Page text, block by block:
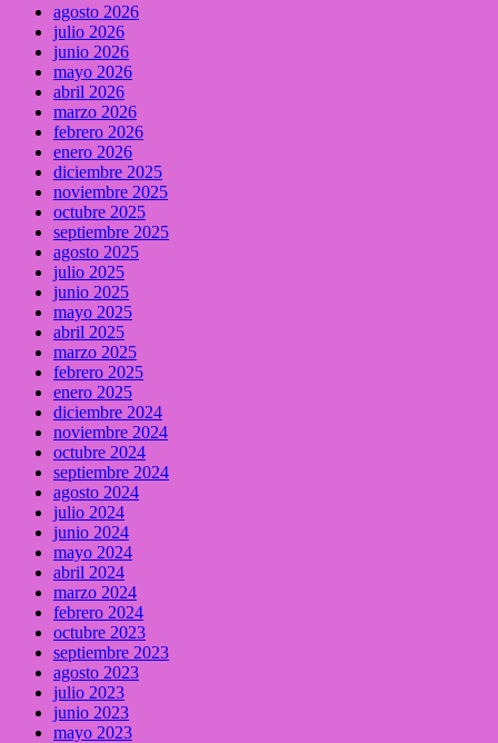
agosto 2026
julio 2026
junio 2026
mayo 2026
abril 2026
marzo 2026
febrero 2026
enero 2026
diciembre 2025
noviembre 2025
octubre 2025
septiembre 2025
agosto 2025
julio 2025
junio 2025
mayo 2025
abril 2025
marzo 2025
febrero 2025
enero 2025
diciembre 2024
noviembre 2024
octubre 2024
septiembre 2024
agosto 2024
julio 2024
junio 2024
mayo 2024
abril 2024
marzo 2024
febrero 2024
octubre 2023
septiembre 2023
agosto 2023
julio 2023
junio 2023
mayo 2023